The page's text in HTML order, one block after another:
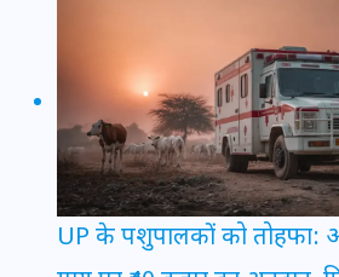
UP के पशुपालकों को तोहफा: